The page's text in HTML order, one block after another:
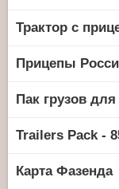
Трактор с
Прицепы
Пак грузов для
Trailers Pack -
Карта Фазенда